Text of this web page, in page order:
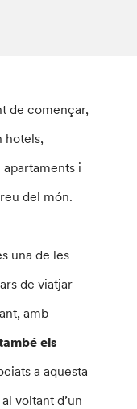
de començar,
hotels,
i
del món.
una de les
de viatjar
amb
els
a aquesta
voltant d’un